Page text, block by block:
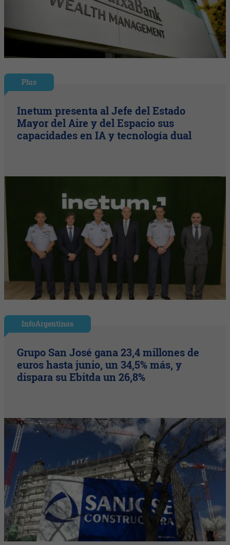
Plus
Inetum presenta al Jefe del Estado
Mayor del Aire y del Espacio sus
capacidades en IA y tecnología dual
InfoArgentinos
Grupo San José gana 23,4 millones de
euros hasta junio, un 34,5% más, y
dispara su Ebitda un 26,8%